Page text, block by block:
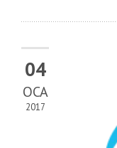
04
OCA
2017